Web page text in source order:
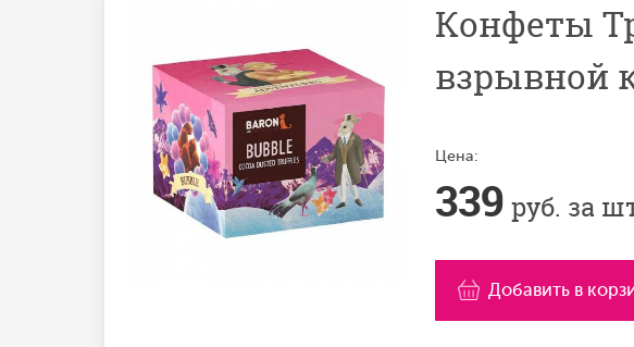
Конфеты
взрывной
Цена:
339 руб. за
Добавить в